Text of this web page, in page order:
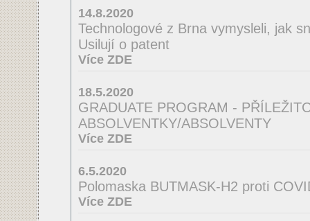
14.8.2020
Technologové z Brna vymysleli, jak
Usilují o patent
Více ZDE
18.5.2020
GRADUATE PROGRAM -
ABSOLVENTKY/ABSOLVENTY
Více ZDE
6.5.2020
Polomaska BUTMASK-H2 proti
Více ZDE